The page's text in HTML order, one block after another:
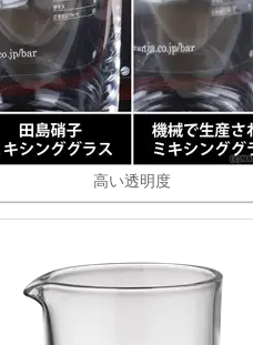
高い透明度